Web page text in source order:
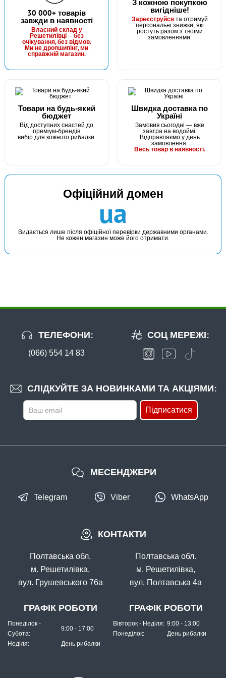
#FK-1008-7
В наявності
24 грн 11 шт.
Гачок Fanatik KARAS FK-1008 №7
КУПИТИ
Гачок Fanatik KARAS FK-1008 №8
В наявності
Гачок Fanatik KARAS FK-1008 №9
24 грн
Гачок Fanatik KARAS FK-1008 №11
30 000+ товарів
завжди в наявності
Власний склад у
Решетилівці — без
очікування, без відмов.
Ми не дропшипінг, ми
справжній магазин.
З кожною покупкою
вигідніше!
Зареєструйсята отримуй
персональні знижки, які
ростуть разом з твоїми
замовленнями.
Товари на будь-який
бюджет
Від доступних снастей до
преміум-брендів
вибір для кожного рибалки.
Швидка доставка по
Україні
Замовив сьогодні — вже
завтра на водоймі.
Відправляємо у день
замовлення.
Весь товар в наявності.
Офіційний домен
ua
Видається лише після офіційної перевірки державними органами.
Не кожен магазин може його отримати.
ТЕЛЕФОНИ:
(066) 554 14 83
СЛІДКУЙТЕ ЗА НОВИНКАМИ ТА АКЦІЯМИ:
Підписатися
СОЦ МЕРЕЖІ:
КОНТАКТИ
Полтавська обл.
м. Решетилівка,
вул. Грушевського 76а
ГРАФІК РОБОТИ
Понеділок -
Субота:
9:00 - 17:00
Неділя: День рибалки
Полтавська обл.
м. Решетилівка,
вул. Полтавська 4а
ГРАФІК РОБОТИ
Вівторок - Неділя: 9:00 - 13:00
Понеділок:
День рибалки
МЕСЕНДЖЕРИ
Telegram Viber WhatsApp